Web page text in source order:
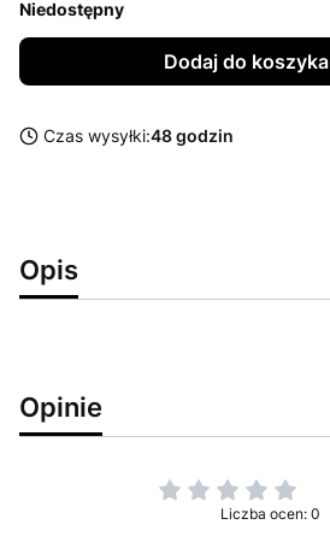
Niedostępny
Dodaj do koszyka
Czas wysyłki:48 godzin
Opis
Opinie
Liczba ocen: 0